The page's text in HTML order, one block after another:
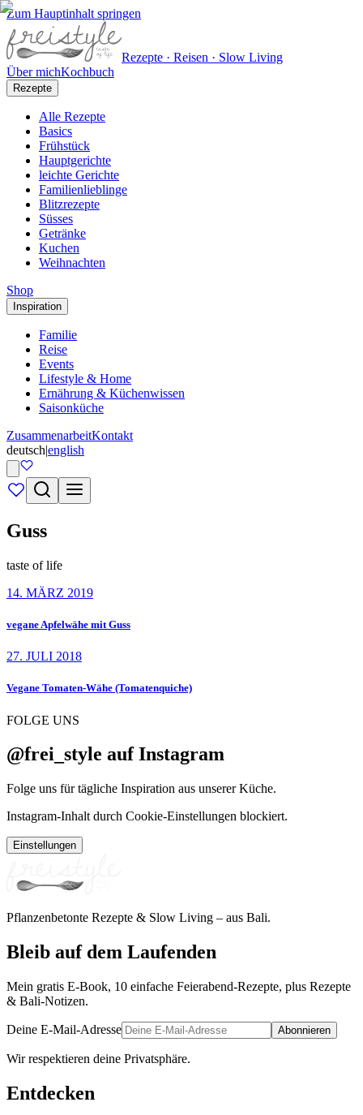
Zum Hauptinhalt springen
Rezepte · Reisen · Slow Living
Über michKochbuch
Rezepte
Alle Rezepte
Basics
Frühstück
Hauptgerichte
leichte Gerichte
Familienlieblinge
Blitzrezepte
Süsses
Getränke
Kuchen
Weihnachten
Shop
Inspiration
Familie
Reise
Events
Lifestyle & Home
Ernährung & Küchenwissen
Saisonküche
ZusammenarbeitKontakt
deutsch|english
Guss
taste of life
14. MÄRZ 2019
vegane Apfelwähe mit Guss
27. JULI 2018
Vegane Tomaten-Wähe (Tomatenquiche)
FOLGE UNS
@frei_style auf Instagram
Folge uns für tägliche Inspiration aus unserer Küche.
Instagram-Inhalt durch Cookie-Einstellungen blockiert.
Einstellungen
Pflanzenbetonte Rezepte & Slow Living – aus Bali.
Bleib auf dem Laufenden
Mein gratis E-Book, 10 einfache Feierabend-Rezepte, plus Rezepte
& Bali-Notizen.
Deine E-Mail-Adresse Abonnieren
Wir respektieren deine Privatsphäre.
Entdecken